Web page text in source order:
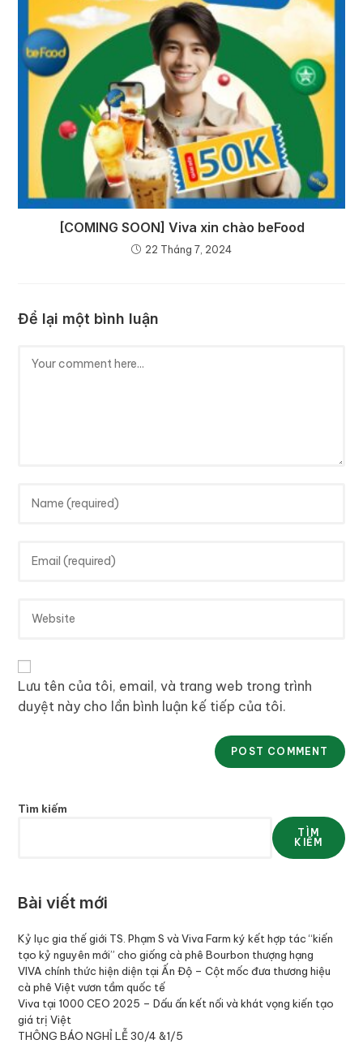
[COMING SOON] Viva xin chào beFood
22 Tháng 7, 2024
Để lại một bình luận
Lưu tên của tôi, email, và trang web trong trình
duyệt này cho lần bình luận kế tiếp của tôi.
Tìm kiếm
TÌM
KIẾM
Bài viết mới
Kỷ lục gia thế giới TS. Phạm S và Viva Farm ký kết hợp tác “kiến
tạo kỷ nguyên mới” cho giống cà phê Bourbon thượng hạng
VIVA chính thức hiện diện tại Ấn Độ – Cột mốc đưa thương hiệu
cà phê Việt vươn tầm quốc tế
Viva tại 1000 CEO 2025 – Dấu ấn kết nối và khát vọng kiến tạo
giá trị Việt
THÔNG BÁO NGHỈ LỄ 30/4 &1/5